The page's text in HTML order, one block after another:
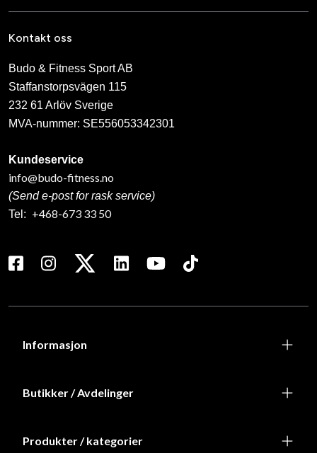
Kontakt oss
Budo & Fitness Sport AB
Staffanstorpsvägen 115
232 61 Arlöv Sverige
MVA-nummer: SE556053342301
Kundeservice
info@budo-fitness.no
(Send e-post for rask service)
Tel: +468-673 33 50
Informasjon
Butikker / Avdelinger
Produkter / kategorier